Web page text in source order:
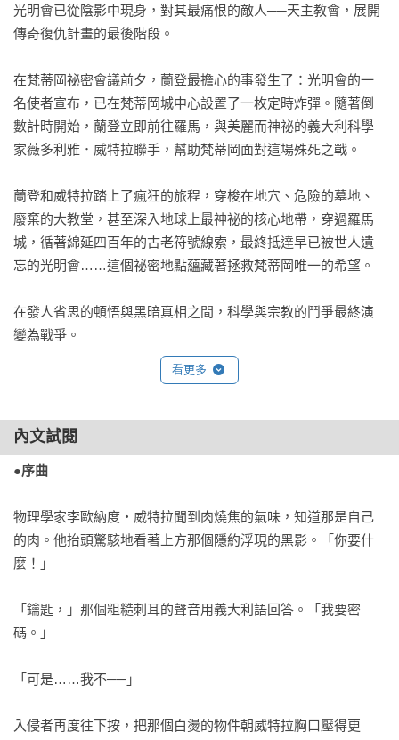
光明會已從陰影中現身，對其最痛恨的敵人──天主教會，展開
傳奇復仇計畫的最後階段。
在梵蒂岡祕密會議前夕，蘭登最擔心的事發生了：光明會的一
名使者宣布，已在梵蒂岡城中心設置了一枚定時炸彈。隨著倒
數計時開始，蘭登立即前往羅馬，與美麗而神祕的義大利科學
家薇多利雅．威特拉聯手，幫助梵蒂岡面對這場殊死之戰。
蘭登和威特拉踏上了瘋狂的旅程，穿梭在地穴、危險的墓地、
廢棄的大教堂，甚至深入地球上最神祕的核心地帶，穿過羅馬
城，循著綿延四百年的古老符號線索，最終抵達早已被世人遺
忘的光明會……這個祕密地點蘊藏著拯救梵蒂岡唯一的希望。
在發人省思的頓悟與黑暗真相之間，科學與宗教的鬥爭最終演
變為戰爭。
看更多
內文試閱
●序曲
物理學家李歐納度‧威特拉聞到肉燒焦的氣味，知道那是自己
的肉。他抬頭驚駭地看著上方那個隱約浮現的黑影。「你要什
麼！」
「鑰匙，」那個粗糙刺耳的聲音用義大利語回答。「我要密
碼。」
「可是……我不──」
入侵者再度往下按，把那個白燙的物件朝威特拉胸口壓得更